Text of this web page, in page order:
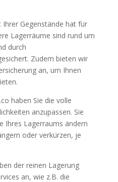
Ihrer Gegenstände hat für
Lagerräume sind rund um
durch
Zudem bieten wir
an, um Ihnen
haben Sie die volle
anzupassen. Sie
Ihres Lagerraums ändern
oder verkürzen, je
der reinen Lagerung
an, wie z.B. die